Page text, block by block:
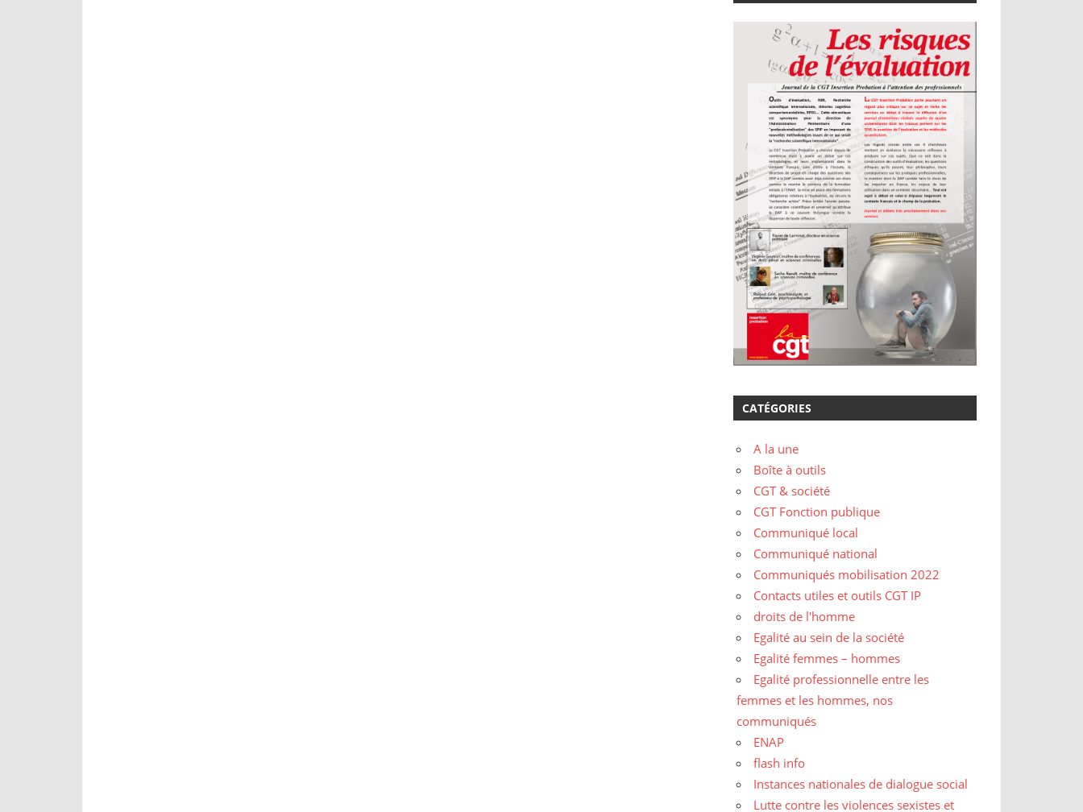
CATÉGORIES
A la une
Boîte à outils
CGT & société
CGT Fonction publique
Communiqué local
Communiqué national
Communiqués mobilisation 2022
Contacts utiles et outils CGT IP
droits de l'homme
Egalité au sein de la société
Egalité femmes – hommes
Egalité professionnelle entre les
femmes et les hommes, nos
communiqués
ENAP
flash info
Instances nationales de dialogue social
Lutte contre les violences sexistes et